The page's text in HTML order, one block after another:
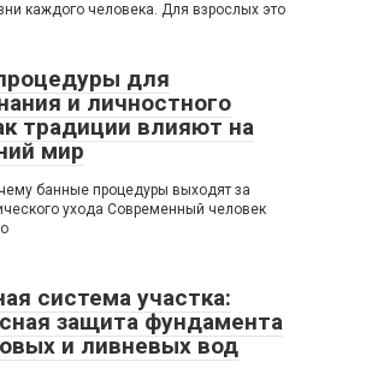
каждого человека. Для взрослых это
для
и личностного
традиции влияют на
мир
банные процедуры выходят за
ухода Современный человек
система участка:
защита фундамента
и ливневых вод